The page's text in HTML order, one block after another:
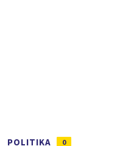
POLITIKA 0